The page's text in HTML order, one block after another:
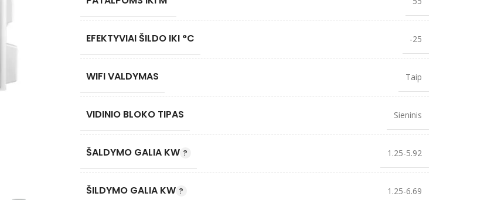
EFEKTYVIAI ŠILDO IKI °C -25
WIFI VALDYMAS Taip
VIDINIO BLOKO TIPAS Sieninis
ŠALDYMO GALIA KW 1.25-5.92
ŠILDYMO GALIA KW 1.25-6.69